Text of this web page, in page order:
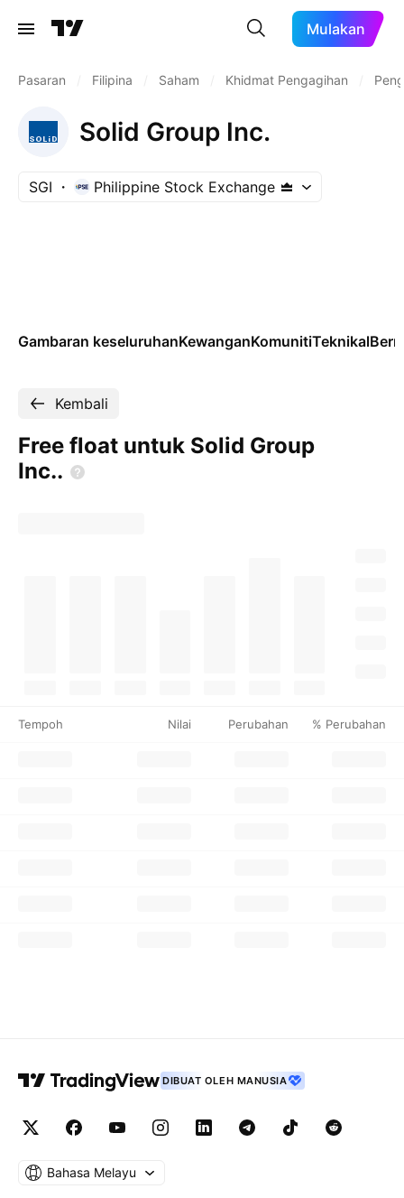
Mulakan
Pasaran Filipina Saham Khidmat Pengagihan
Solid Group Inc.
SGI Philippine Stock Exchange
Gambaran keseluruhanKewanganKomunitiTeknikal
Kembali
Free float untuk Solid Group
Inc..
Tempoh Nilai Perubahan % Perubahan
DIBUAT OLEH MANUSIA
Bahasa Melayu